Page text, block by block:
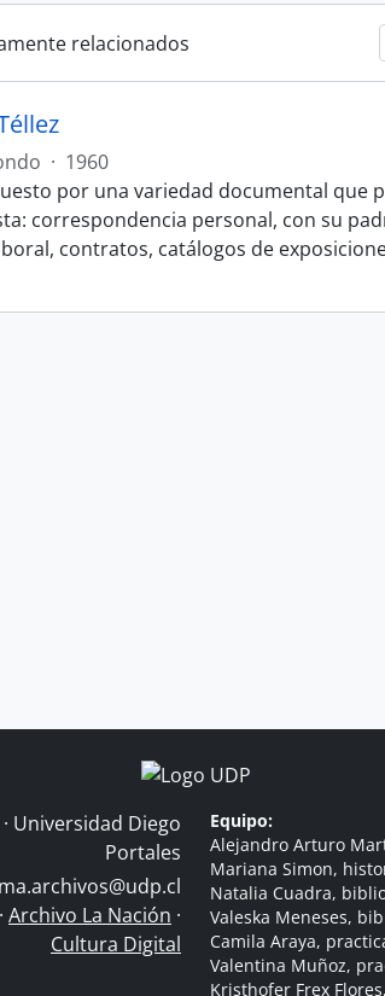
relacionados
· 1960
por una variedad documental que
correspondencia personal, con su
contratos, catálogos de
Universidad Diego
Portales
· Archivo La Nación ·
Cultura Digital
Equipo:
Alejandro Arturo
Mariana Simon,
Natalia Cuadra,
Valeska Meneses,
Camila Araya,
Valentina Muñoz,
Kristhofer Frex